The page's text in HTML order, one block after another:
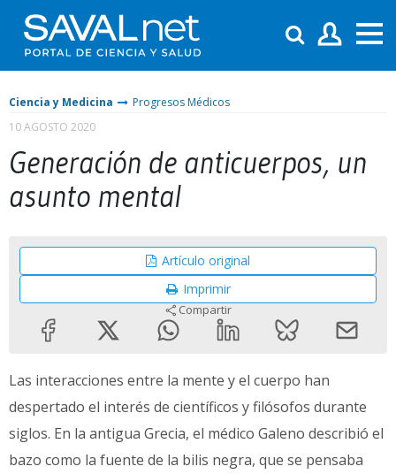
Ciencia y Medicina
Progresos Médicos
10 AGOSTO 2020
Generación de anticuerpos, un
asunto mental
Artículo original
Imprimir
Compartir
Las interacciones entre la mente y el cuerpo han
despertado el interés de científicos y filósofos durante
siglos. En la antigua Grecia, el médico Galeno describió el
bazo como la fuente de la bilis negra, que se pensaba